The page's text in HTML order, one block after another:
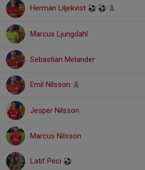
Herman Liljekvist
Marcus Ljungdahl
Sebastian Melander
Emil Nilsson
Jesper Nilsson
Marcus Nilsson
Latif Peci